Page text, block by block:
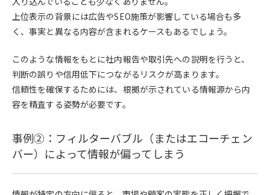
上位表示の背景には広告やSEO施策が影響している場合も多
く、事実と異なる内容が含まれるケースもあるでしょう。
このような情報をもとに社内報告や取引先への説明を行うと、
判断の誤りや信用低下につながるリスクが高まります。
信頼性を確保するためには、根拠が示されている情報源から内
容を精査する姿勢が必要です。
事例②：フィルターバブル（またはエコーチェン
バー）によって情報が偏ってしまう